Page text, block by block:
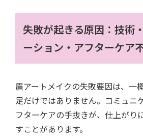
失敗が起きる原因：技術
ーション・アフターケア
眉アートメイクの失敗要因は、一
足だけではありません。コミュニ
フターケアの手抜きが、仕上がり
すことがあります。